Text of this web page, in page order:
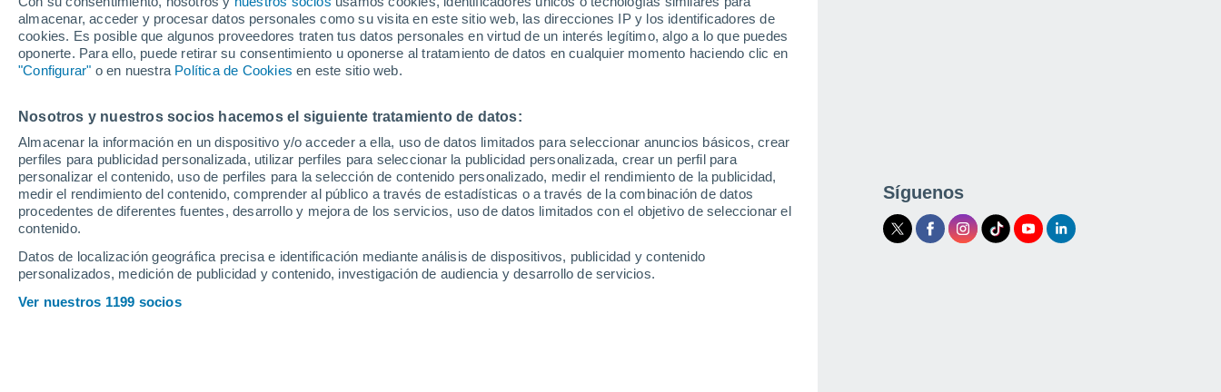
almacenar, acceder y procesar datos personales como su visita en este sitio web, las direcciones IP y los identificadores de
cookies. Es posible que algunos proveedores traten tus datos personales en virtud de un interés legítimo, algo a lo que puedes
oponerte. Para ello, puede retirar su consentimiento u oponerse al tratamiento de datos en cualquier momento haciendo clic en
"Configurar" o en nuestra Política de Cookies en este sitio web.
Nosotros y nuestros socios hacemos el siguiente tratamiento de datos:
Almacenar la información en un dispositivo y/o acceder a ella, uso de datos limitados para seleccionar anuncios básicos, crear
perfiles para publicidad personalizada, utilizar perfiles para seleccionar la publicidad personalizada, crear un perfil para
personalizar el contenido, uso de perfiles para la selección de contenido personalizado, medir el rendimiento de la publicidad,
medir el rendimiento del contenido, comprender al público a través de estadísticas o a través de la combinación de datos
procedentes de diferentes fuentes, desarrollo y mejora de los servicios, uso de datos limitados con el objetivo de seleccionar el
contenido.
Datos de localización geográfica precisa e identificación mediante análisis de dispositivos, publicidad y contenido
personalizados, medición de publicidad y contenido, investigación de audiencia y desarrollo de servicios.
Ver nuestros 1199 socios
Berkeley
Beverly Hills
Bishop
Calabasas
California City
Carmel-by-the-Sea
Millbrae
Modesto
Monterey Peninsula Airport Monterey
Mountain View
Napa
Palm Springs
Síguenos